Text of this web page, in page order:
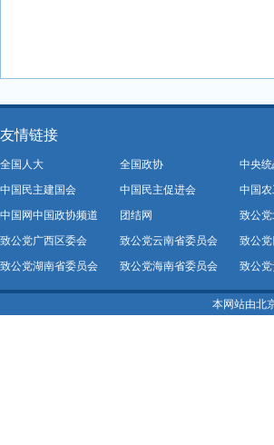
友情链接
全国人大 全国政协 中央
中国民主建国会
中国民主促进会 中国
中国网中国政协频道
团结网 致公
致公党广西区委会
致公党云南省委员会 致公
致公党湖南省委员会
致公党海南省委员会 致公
本网站由北